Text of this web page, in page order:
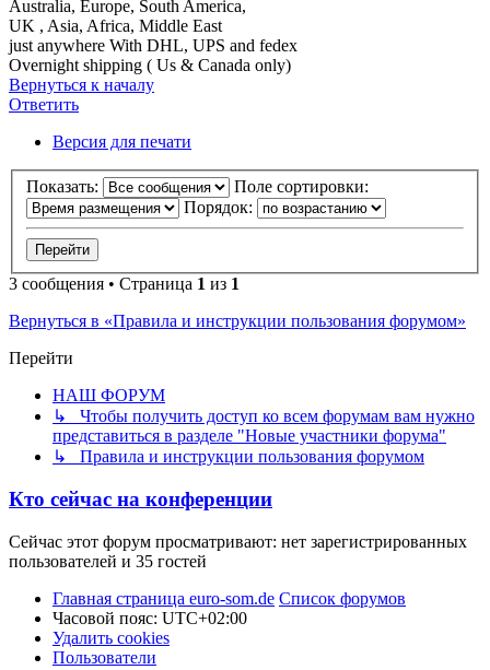
Australia, Europe, South America,
UK , Asia, Africa, Middle East
just anywhere With DHL, UPS and fedex
Overnight shipping ( Us & Canada only)
Вернуться к началу
Ответить
Версия для печати
Показать:
Поле сортировки:
Порядок:
3 сообщения • Страница 1 из 1
Вернуться в «Правила и инструкции пользования форумом»
Перейти
НАШ ФОРУМ
↳ Чтобы получить доступ ко всем форумам вам нужно
представиться в разделе "Новые участники форума"
↳ Правила и инструкции пользования форумом
Кто сейчас на конференции
Сейчас этот форум просматривают: нет зарегистрированных
пользователей и 35 гостей
Главная страница euro-som.de Список форумов
Часовой пояс: UTC+02:00
Удалить cookies
Пользователи